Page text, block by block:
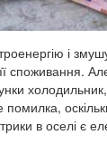
і
споживання.
в оселі є